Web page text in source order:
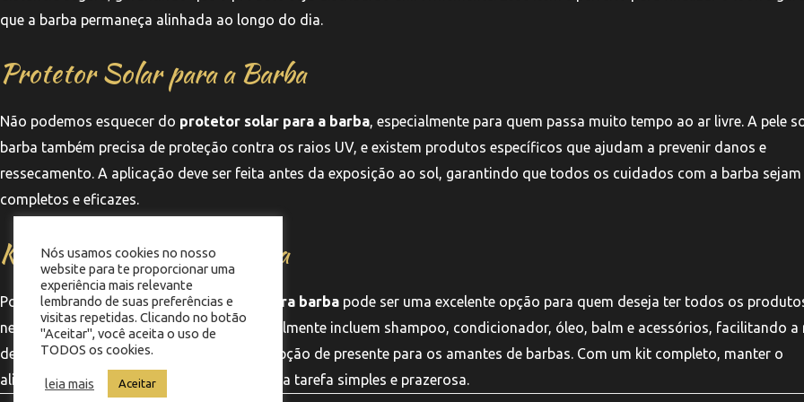
que a barba permaneça alinhada ao longo do dia.
Protetor Solar para a Barba
Não podemos esquecer do protetor solar para a barba, especialmente para quem passa muito tempo ao ar livre. A pele
barba também precisa de proteção contra os raios UV, e existem produtos específicos que ajudam a prevenir danos e
ressecamento. A aplicação deve ser feita antes da exposição ao sol, garantindo que todos os cuidados com a barba sejam
completos e eficazes.
Kit de Cuidados para Barba
Por fim, investir em umkit de cuidados para barba pode ser uma excelente opção para quem deseja ter todos os
necessários em um só lugar. Esses kits geralmente incluem shampoo, condicionador, óleo, balm e acessórios, facilitando a
de cuidados. Além disso, são uma ótima opção de presente para os amantes de barbas. Com um kit completo, manter o
alinhamento da barba em casa se torna uma tarefa simples e prazerosa.
Nós usamos cookies no nosso
website para te proporcionar uma
experiência mais relevante
lembrando de suas preferências e
visitas repetidas. Clicando no botão
"Aceitar", você aceita o uso de
TODOS os cookies.
leia mais Aceitar